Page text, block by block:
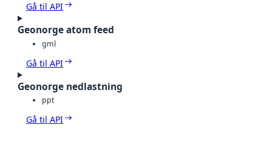
Gå til API
Geonorge atom feed
gml
Gå til API
Geonorge nedlastning
ppt
Gå til API